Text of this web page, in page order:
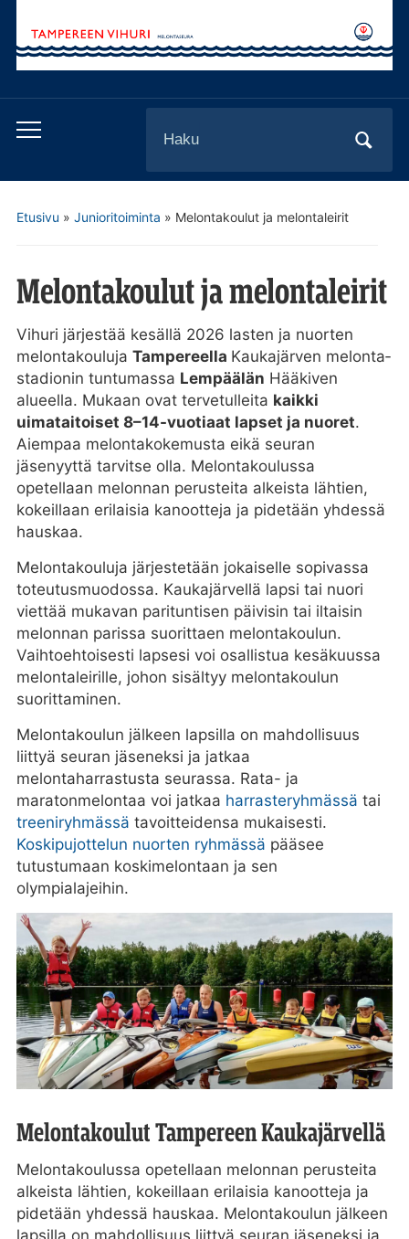
Toggle
for:
Etusivu » Junioritoiminta » Melontakoulut ja melontaleirit
Melontakoulut ja melontaleirit
Vihuri järjestää kesällä 2026 lasten ja nuorten
melonta­kouluja Tampereella Kaukajärven melonta­
stadionin tuntumassa Lempäälän Hääkiven
alueella. Mukaan ovat terve­tulleita kaikki
uimataitoiset 8–14-vuotiaat lapset ja nuoret.
Aiempaa melontakokemusta eikä seuran
jäsenyyttä tarvitse olla. Melonta­koulussa
opetellaan melonnan perusteita alkeista lähtien,
kokeillaan erilaisia kanootteja ja pidetään yhdessä
hauskaa.
Melontakouluja järjestetään jokaiselle sopivassa
toteutusmuodossa. Kaukajärvellä lapsi tai nuori
viettää mukavan parituntisen päivisin tai iltaisin
melonnan parissa suorittaen melontakoulun.
Vaihtoehtoisesti lapsesi voi osallistua kesäkuussa
melontaleirille, johon sisältyy melontakoulun
suorittaminen.
Melontakoulun jälkeen lapsilla on mahdollisuus
liittyä seuran jäseneksi ja jatkaa
melontaharrastusta seurassa. Rata- ja
maratonmelontaa voi jatkaa harrasteryhmässä tai
treeniryhmässä tavoitteidensa mukaisesti.
Koskipujottelun nuorten ryhmässä pääsee
tutustumaan koskimelontaan ja sen
olympialajeihin.
Melontakoulut Tampereen Kaukajärvellä
Melonta­koulussa opetellaan melonnan perusteita
alkeista lähtien, kokeillaan erilaisia kanootteja ja
pidetään yhdessä hauskaa. Melontakoulun jälkeen
lapsilla on mahdollisuus liittyä seuran jäseneksi ja